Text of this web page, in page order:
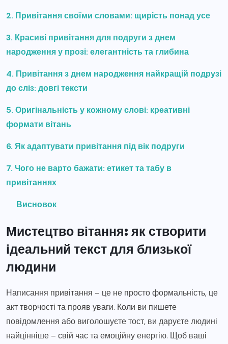
2. Привітання своїми словами: щирість понад усе
3. Красиві привітання для подруги з днем
народження у прозі: елегантність та глибина
4. Привітання з днем народження найкращій подрузі
до сліз: довгі тексти
5. Оригінальність у кожному слові: креативні
формати вітань
6. Як адаптувати привітання під вік подруги
7. Чого не варто бажати: етикет та табу в
привітаннях
Висновок
Мистецтво вітання: як створити
ідеальний текст для близької
людини
Написання привітання – це не просто формальність, це
акт творчості та прояв уваги. Коли ви пишете
повідомлення або виголошуєте тост, ви даруєте людині
найцінніше – свій час та емоційну енергію. Щоб ваші